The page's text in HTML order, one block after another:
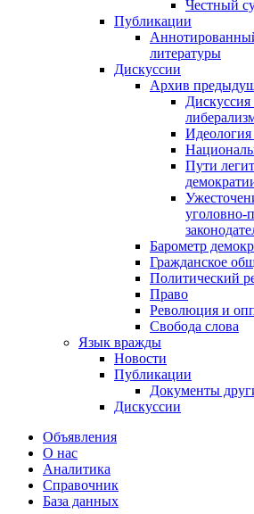
Честный
Публикации
литературы
Дискуссии
Архив
Дискуссия
Идеология
Пути
уголовно-
Барометр
Гражданское
Политический
Право
Революция и
Свобода слова
Язык вражды
Новости
Публикации
Документы
Дискуссии
Объявления
О нас
Аналитика
Справочник
База данных